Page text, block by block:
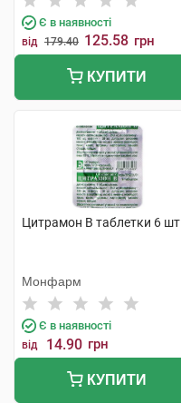
Є в наявності
від 179.40 125.58 грн
КУПИТИ
Цитрамон В таблетки 6 шт
Монфарм
Є в наявності
від 14.90 грн
КУПИТИ